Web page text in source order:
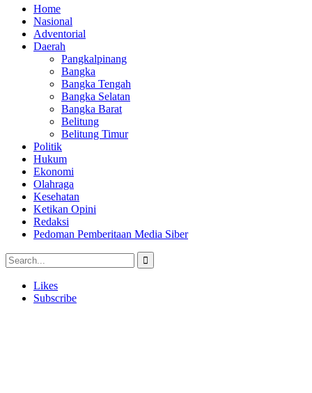
Home
Nasional
Adventorial
Daerah
Pangkalpinang
Bangka
Bangka Tengah
Bangka Selatan
Bangka Barat
Belitung
Belitung Timur
Politik
Hukum
Ekonomi
Olahraga
Kesehatan
Ketikan Opini
Redaksi
Pedoman Pemberitaan Media Siber
Likes
Subscribe